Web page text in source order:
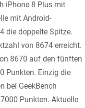
iPhone 8 Plus mit
mit Android-
die doppelte Spitze.
von 8674 erreicht.
8670 auf den fünften
Punkten. Einzig die
bei GeekBench
Punkten. Aktuelle